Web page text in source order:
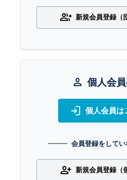
group_add 新規会員登録（
person 個人会
login 個人会員は
会員登録をして
person_add 新規会員登録（